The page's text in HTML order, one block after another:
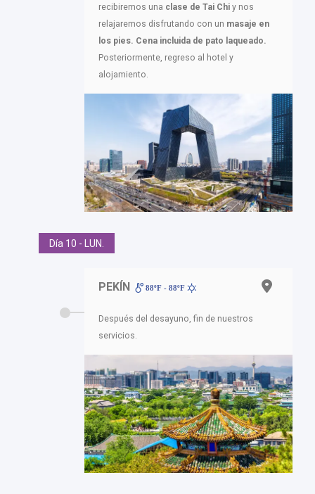
recibiremos una clase de Tai Chi y nos
relajaremos disfrutando con un masaje en
los pies. Cena incluida de pato laqueado.
Posteriormente, regreso al hotel y
alojamiento.
Día 10 - LUN.
PEKÍN 88ºF - 88ºF
Después del desayuno, fin de nuestros
servicios.